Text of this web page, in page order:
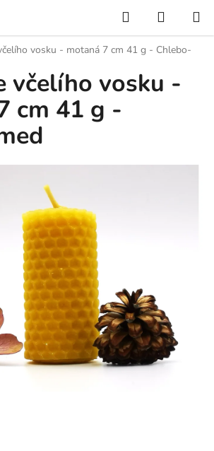
Hledat
KOŠÍK
vosku - motaná 7 cm 41 g - Chlebo-
včelího vosku -
cm 41 g -